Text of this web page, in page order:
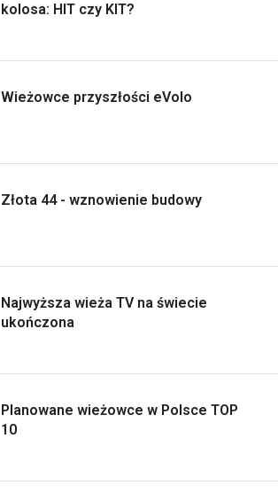
kolosa: HIT czy KIT?
Wieżowce przyszłości eVolo
Złota 44 - wznowienie budowy
Najwyższa wieża TV na świecie
ukończona
Planowane wieżowce w Polsce TOP
10